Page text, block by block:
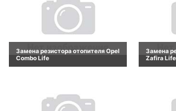
Замена резистора отопителя Opel
Combo Life
Замена
Zafira Life